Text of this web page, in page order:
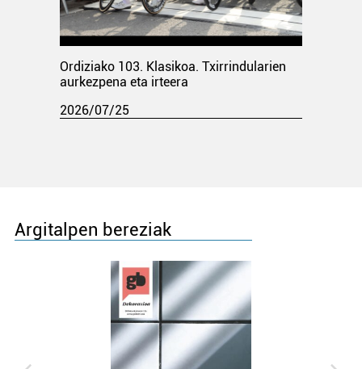
Ordiziako 103. Klasikoa. Txirrindularien
aurkezpena eta irteera
2026/07/25
Argitalpen bereziak